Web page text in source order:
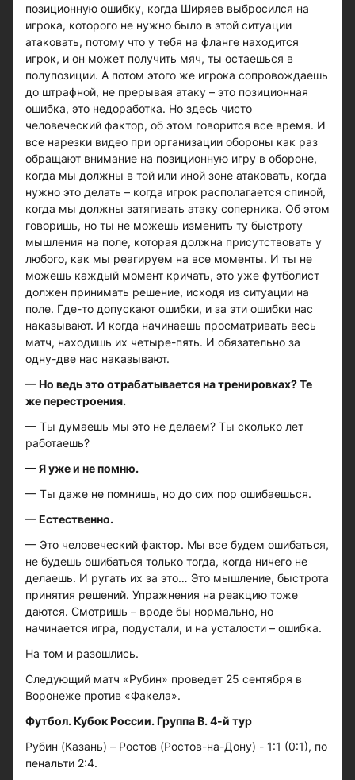
позиционную ошибку, когда Ширяев выбросился на
игрока, которого не нужно было в этой ситуации
атаковать, потому что у тебя на фланге находится
игрок, и он может получить мяч, ты остаешься в
полупозиции. А потом этого же игрока сопровождаешь
до штрафной, не прерывая атаку – это позиционная
ошибка, это недоработка. Но здесь чисто
человеческий фактор, об этом говорится все время. И
все нарезки видео при организации обороны как раз
обращают внимание на позиционную игру в обороне,
когда мы должны в той или иной зоне атаковать, когда
нужно это делать – когда игрок располагается спиной,
когда мы должны затягивать атаку соперника. Об этом
говоришь, но ты не можешь изменить ту быстроту
мышления на поле, которая должна присутствовать у
любого, как мы реагируем на все моменты. И ты не
можешь каждый момент кричать, это уже футболист
должен принимать решение, исходя из ситуации на
поле. Где-то допускают ошибки, и за эти ошибки нас
наказывают. И когда начинаешь просматривать весь
матч, находишь их четыре-пять. И обязательно за
одну-две нас наказывают.
— Но ведь это отрабатывается на тренировках? Те
же перестроения.
— Ты думаешь мы это не делаем? Ты сколько лет
работаешь?
— Я уже и не помню.
— Ты даже не помнишь, но до сих пор ошибаешься.
— Естественно.
— Это человеческий фактор. Мы все будем ошибаться,
не будешь ошибаться только тогда, когда ничего не
делаешь. И ругать их за это… Это мышление, быстрота
принятия решений. Упражнения на реакцию тоже
даются. Смотришь – вроде бы нормально, но
начинается игра, подустали, и на усталости – ошибка.
На том и разошлись.
Следующий матч «Рубин» проведет 25 сентября в
Воронеже против «Факела».
Футбол. Кубок России. Группа В. 4-й тур
Рубин (Казань) – Ростов (Ростов-на-Дону) - 1:1 (0:1), по
пенальти 2:4.